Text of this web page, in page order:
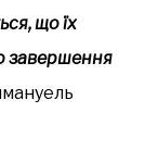
що їх
завершення